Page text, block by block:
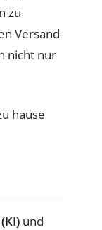
zu
Versand
nicht nur
und